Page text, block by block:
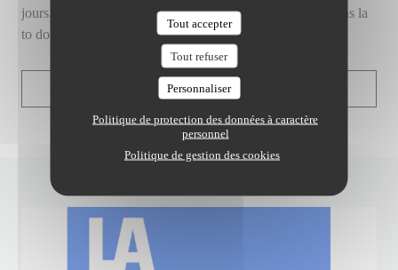
Tout accepter
Tout refuser
Personnaliser
Politique de protection des données à caractère
personnel
Politique de gestion des cookies
jours. On a voulu tester cette nouvelle adresse à mettre dans la
to do des adeptes de food asiatique. Parce que c’est bon !
LIRE L'ARTICLE